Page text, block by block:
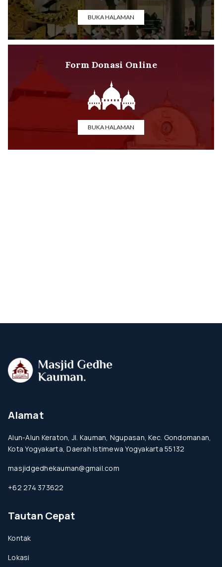
BUKA HALAMAN
Form Donasi Online
BUKA HALAMAN
Alamat
Alun-Alun Keraton, Jl. Kauman, Ngupasan, Kec. Gondomanan,
Kota Yogyakarta, Daerah Istimewa Yogyakarta 55132
masjidgedhekauman@gmail.com
+62 274 373622
Tautan Cepat
Kontak
Lokasi